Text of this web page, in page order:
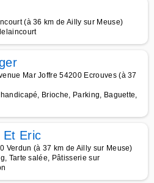
(à 36 km de Ailly sur Meuse)
Mar Joffre 54200 Ecrouves (à 37
Brioche, Parking, Baguette,
Et Eric
Verdun (à 37 km de Ailly sur Meuse)
Tarte salée, Pâtisserie sur